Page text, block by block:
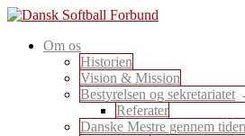
Skip
content
Dansk Softball Forbund
En sport for alle
Om os
Historien
Vision & Mission
Bestyrelsen og sekretariatet
Referater
Danske Mestre gennem